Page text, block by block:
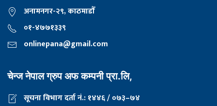
अनामनगर-२९, काठमाडाैँ
०१-४७७१३३९
onlinepana@gmail.com
चेन्ज नेपाल ग्रुप अफ कम्पनी प्रा.लि,
सूचना विभाग दर्ता नं.: १४४६ / ०७३–७४